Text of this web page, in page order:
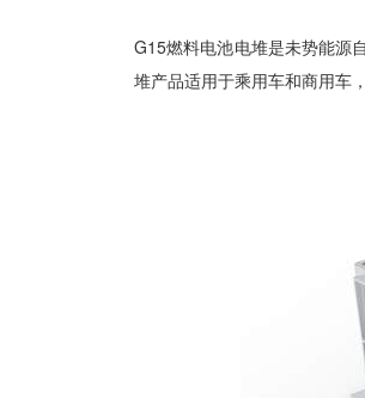
G15燃料电池电堆是未势能源
堆产品适用于乘用车和商用车